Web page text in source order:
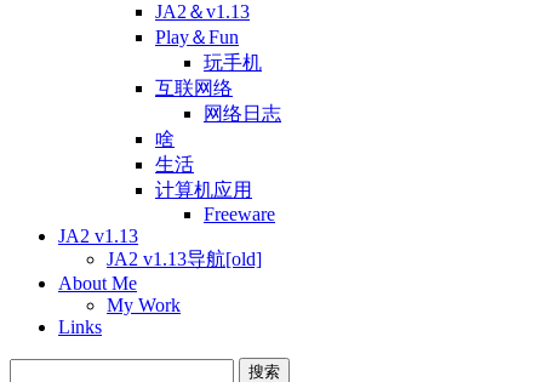
JA2＆v1.13
Play＆Fun
玩手机
互联网络
网络日志
啥
生活
计算机应用
Freeware
JA2 v1.13
JA2 v1.13导航[old]
About Me
My Work
Links